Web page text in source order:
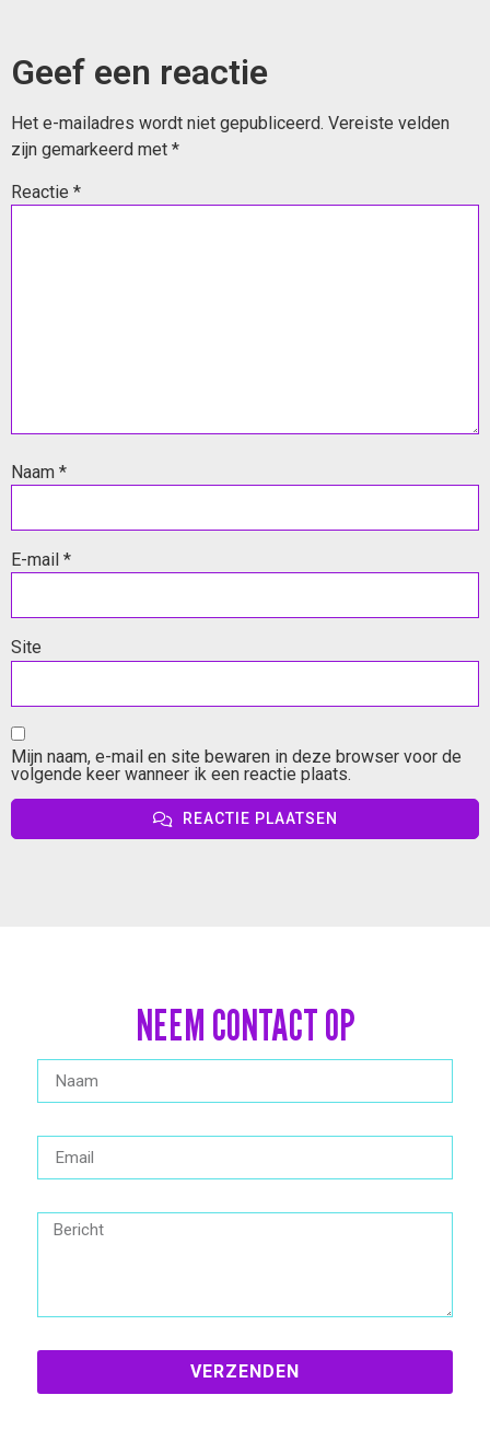
Geef een reactie
Het e-mailadres wordt niet gepubliceerd. Vereiste velden
zijn gemarkeerd met *
Reactie *
Naam *
E-mail *
Site
Mijn naam, e-mail en site bewaren in deze browser voor de
volgende keer wanneer ik een reactie plaats.
REACTIE PLAATSEN
NEEM CONTACT OP
VERZENDEN